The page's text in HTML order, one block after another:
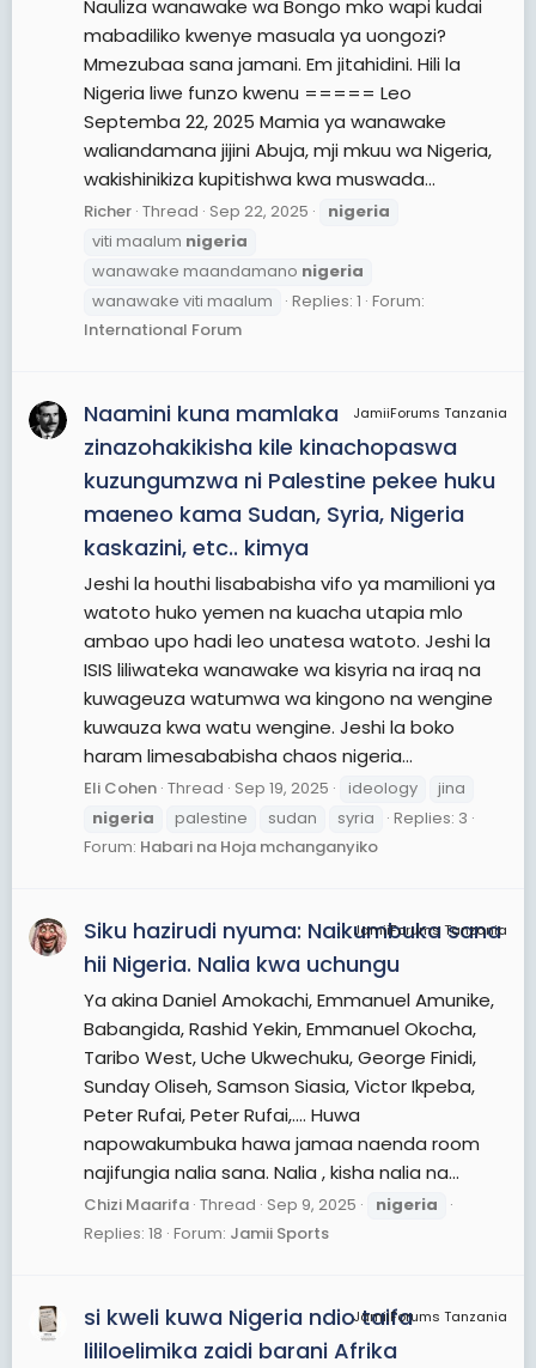
Nauliza wanawake wa Bongo mko wapi kudai
mabadiliko kwenye masuala ya uongozi?
Mmezubaa sana jamani. Em jitahidini. Hili la
Nigeria liwe funzo kwenu ===== Leo
Septemba 22, 2025 Mamia ya wanawake
waliandamana jijini Abuja, mji mkuu wa Nigeria,
wakishinikiza kupitishwa kwa muswada...
Richer Thread Sep 22, 2025
nigeria
viti maalum nigeria
wanawake maandamano nigeria
wanawake viti maalum
Replies: 1 Forum:
International Forum
JamiiForums Tanzania
Naamini kuna mamlaka
zinazohakikisha kile kinachopaswa
kuzungumzwa ni Palestine pekee huku
maeneo kama Sudan, Syria, Nigeria
kaskazini, etc.. kimya
Jeshi la houthi lisababisha vifo ya mamilioni ya
watoto huko yemen na kuacha utapia mlo
ambao upo hadi leo unatesa watoto. Jeshi la
ISIS liliwateka wanawake wa kisyria na iraq na
kuwageuza watumwa wa kingono na wengine
kuwauza kwa watu wengine. Jeshi la boko
haram limesababisha chaos nigeria...
Eli Cohen Thread Sep 19, 2025 ideology
jina
nigeria
palestine sudan syria
Replies: 3
Forum: Habari na Hoja mchanganyiko
JamiiForums Tanzania
Siku hazirudi nyuma: Naikumbuka sana
hii Nigeria. Nalia kwa uchungu
Ya akina Daniel Amokachi, Emmanuel Amunike,
Babangida, Rashid Yekin, Emmanuel Okocha,
Taribo West, Uche Ukwechuku, George Finidi,
Sunday Oliseh, Samson Siasia, Victor Ikpeba,
Peter Rufai, Peter Rufai,.... Huwa
napowakumbuka hawa jamaa naenda room
najifungia nalia sana. Nalia , kisha nalia na...
Chizi Maarifa Thread Sep 9, 2025
nigeria
Replies: 18 Forum: Jamii Sports
JamiiForums Tanzania
si kweli kuwa Nigeria ndio taifa
lililoelimika zaidi barani Afrika